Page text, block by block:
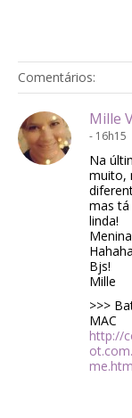
Comentários:
Mille
- 16h15
Na
muito,
mas tá
linda!
Bjs!
Mille
>>>
MAC
http://